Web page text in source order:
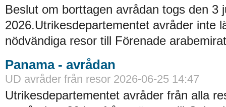
Beslut om borttagen avrådan togs den 3
2026.Utrikesdepartementet avråder inte
nödvändiga resor till Förenade
Panama - avrådan
UD avråder från resor 2026-06-25 14:47
Utrikesdepartementet avråder från alla